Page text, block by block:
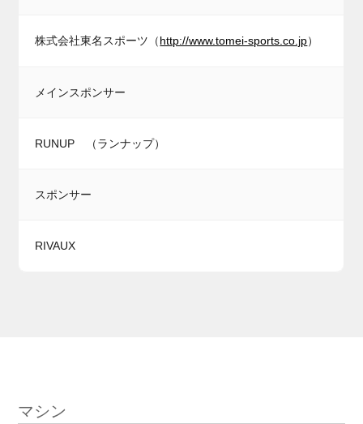
株式会社東名スポーツ（http://www.tomei-sports.co.jp）
メインスポンサー
RUNUP （ランナップ）
スポンサー
RIVAUX
マシン